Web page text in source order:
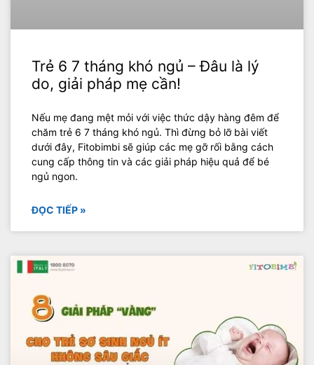
Trẻ 6 7 tháng khó ngủ – Đâu là lý
do, giải pháp mẹ cần!
Nếu mẹ đang mệt mỏi với việc thức dậy hàng đêm để
chăm trẻ 6 7 tháng khó ngủ. Thì đừng bỏ lỡ bài viết
dưới đây, Fitobimbi sẽ giúp các mẹ gỡ rối bằng cách
cung cấp thông tin và các giải pháp hiệu quả để bé
ngủ ngon.
ĐỌC TIẾP »